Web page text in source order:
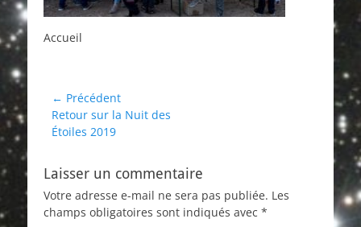
Accueil
Navigation
de
l’article
← Précédent
Article
précédent :
Retour sur la Nuit des
Étoiles 2019
Laisser un commentaire
Votre adresse e-mail ne sera pas publiée. Les
champs obligatoires sont indiqués avec *